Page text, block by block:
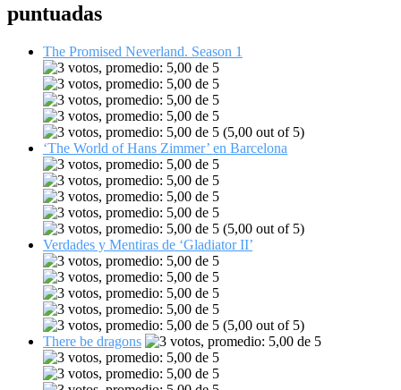
puntuadas
The Promised Neverland. Season 1
(5,00 out of 5)
‘The World of Hans Zimmer’ en Barcelona
(5,00 out of 5)
Verdades y Mentiras de ‘Gladiator II’
(5,00 out of 5)
There be dragons